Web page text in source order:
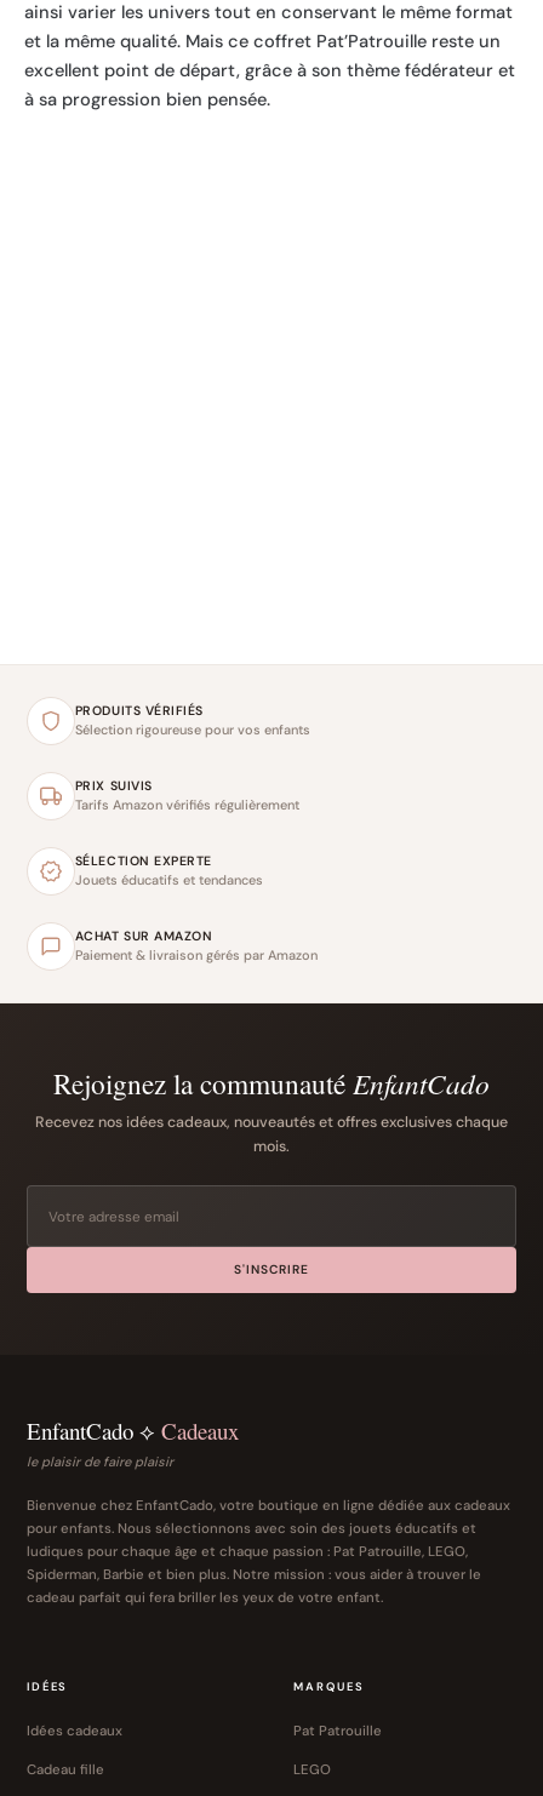
ainsi varier les univers tout en conservant le même format
et la même qualité. Mais ce coffret Pat’Patrouille reste un
excellent point de départ, grâce à son thème fédérateur et
à sa progression bien pensée.
PRODUITS VÉRIFIÉS
Sélection rigoureuse pour vos enfants
PRIX SUIVIS
Tarifs Amazon vérifiés régulièrement
SÉLECTION EXPERTE
Jouets éducatifs et tendances
ACHAT SUR AMAZON
Paiement & livraison gérés par Amazon
Rejoignez la communauté EnfantCado
Recevez nos idées cadeaux, nouveautés et offres exclusives chaque
mois.
S'INSCRIRE
EnfantCado ⟡ Cadeaux
le plaisir de faire plaisir
Bienvenue chez EnfantCado, votre boutique en ligne dédiée aux cadeaux
pour enfants. Nous sélectionnons avec soin des jouets éducatifs et
ludiques pour chaque âge et chaque passion : Pat Patrouille, LEGO,
Spiderman, Barbie et bien plus. Notre mission : vous aider à trouver le
cadeau parfait qui fera briller les yeux de votre enfant.
IDÉES
Idées cadeaux
Cadeau fille
MARQUES
Pat Patrouille
LEGO